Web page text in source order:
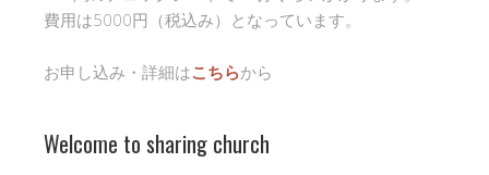
費用は5000円（税込み）となっています。
お申し込み・詳細はこちらから
Welcome to sharing church